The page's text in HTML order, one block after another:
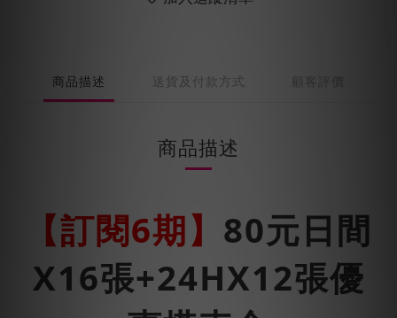
商品描述 送貨及付款方式 顧客評價
商品描述
【訂閱6期】 80元日間
X16張+24HX12張優